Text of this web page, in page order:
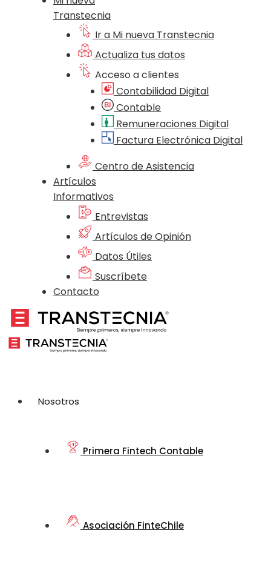
Transtecnia
Ir a Mi nueva Transtecnia
Actualiza tus datos
Acceso a clientes
Contabilidad Digital
Contable
Remuneraciones Digital
Factura Electrónica Digital
Centro de Asistencia
Artículos
Informativos
Entrevistas
Artículos de Opinión
Datos Útiles
Suscríbete
Contacto
Nosotros
Primera Fintech Contable
Asociación FinteChile